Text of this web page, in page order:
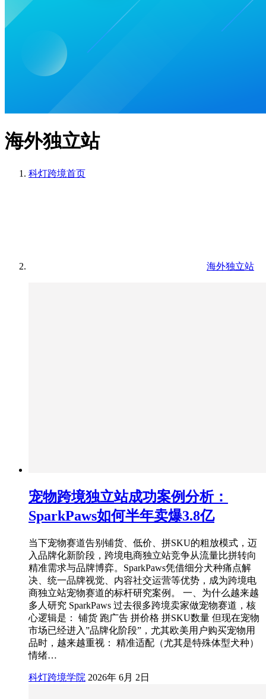
海外独立站
科灯跨境首页
海外独立站
宠物跨境独立站成功案例分析：
SparkPaws如何半年卖爆3.8亿
当下宠物赛道告别铺货、低价、拼SKU的粗放模式，迈
入品牌化新阶段，跨境电商独立站竞争从流量比拼转向
精准需求与品牌博弈。SparkPaws凭借细分犬种痛点解
决、统一品牌视觉、内容社交运营等优势，成为跨境电
商独立站宠物赛道的标杆研究案例。 一、为什么越来越
多人研究 SparkPaws 过去很多跨境卖家做宠物赛道，核
心逻辑是： 铺货 跑广告 拼价格 拼SKU数量 但现在宠物
市场已经进入”品牌化阶段”，尤其欧美用户购买宠物用
品时，越来越重视： 精准适配（尤其是特殊体型犬种）
情绪…
科灯跨境学院 2026年 6月 2日